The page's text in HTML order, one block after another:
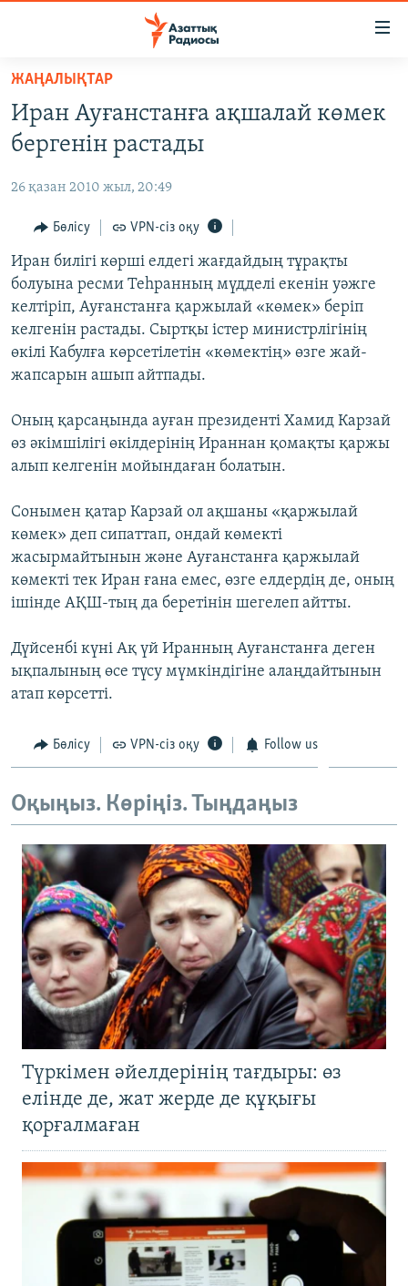
Skip
main
content
to
Navigation
Skip
to
Search
САЯСАТ
AZATTYQTV
ҚАҢТАР ОҚИҒАСЫ
АДАМ ҚҰҚЫҚТАРЫ
ӘЛЕУМЕТ
ӘЛЕМ
АРНАЙЫ ЖОБАЛАР
Русский
ЖАЗЫЛЫҢЫЗ
Басқа тілдерде
ЖАҢАЛЫҚТАР
Иран Ауғанстанға ақшалай көмек
бергенін растады
26 қазан 2010 жыл, 20:49
Бөлісу VPN-сіз оқу
Иран билігі көрші елдегі жағдайдың тұрақты
болуына ресми Теһранның мүдделі екенін уәжге
келтіріп, Ауғанстанға қаржылай «көмек» беріп
келгенін растады. Сыртқы істер министрлігінің
өкілі Кабулға көрсетілетін «көмектің» өзге жай-
жапсарын ашып айтпады.
Оның қарсаңында ауған президенті Хамид Карзай
өз әкімшілігі өкілдерінің Ираннан қомақты қаржы
алып келгенін мойындаған болатын.
Сонымен қатар Карзай ол ақшаны «қаржылай
көмек» деп сипаттап, ондай көмекті
жасырмайтынын және Ауғанстанға қаржылай
көмекті тек Иран ғана емес, өзге елдердің де, оның
ішінде АҚШ-тың да беретінін шегелеп айтты.
Дүйсенбі күні Ақ үй Иранның Ауғанстанға деген
ықпалының өсе түсу мүмкіндігіне алаңдайтынын
атап көрсетті.
Бөлісу VPN-сіз оқу Follow us
Оқыңыз. Көріңіз. Тыңдаңыз
Түркімен әйелдерінің тағдыры: өз
елінде де, жат жерде де құқығы
қорғалмаған